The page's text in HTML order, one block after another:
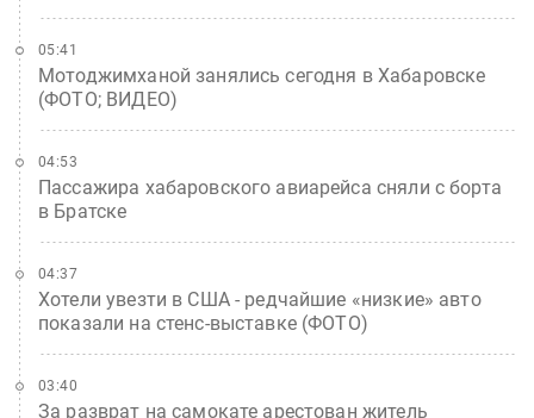
Мотоджимханой занялись сегодня в Хабаровске
(ФОТО; ВИДЕО)
05:41
Пассажира хабаровского авиарейса сняли с борта
в Братске
04:53
Хотели увезти в США - редчайшие «низкие» авто
показали на стенс-выставке (ФОТО)
04:37
За разврат на самокате арестован житель
03:40